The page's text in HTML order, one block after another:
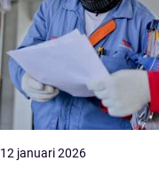
12 januari 2026